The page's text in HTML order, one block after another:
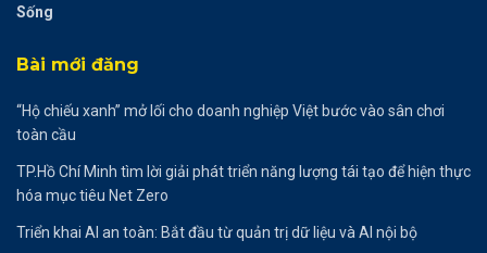
Sống
Bài mới đăng
“Hộ chiếu xanh” mở lối cho doanh nghiệp Việt bước vào sân chơi
toàn cầu
TP.Hồ Chí Minh tìm lời giải phát triển năng lượng tái tạo để hiện thực
hóa mục tiêu Net Zero
Triển khai AI an toàn: Bắt đầu từ quản trị dữ liệu và AI nội bộ